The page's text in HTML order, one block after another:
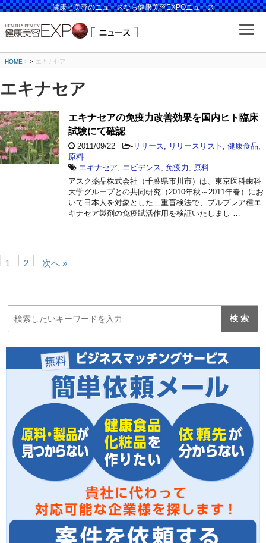
健康と美容のニュースなら健康美容EXPOニュース
HOME > エキナセア
エキナセア
エキナセアの免疫力改善効果を国内ヒト臨床
試験にて確認
2011/09/22 - リリース リリースリスト 健康食品
原料
エキナセア
エビデンス 免疫力
原料
アスク薬品株式会社（千葉県市川市）は、東京医科歯科
大学グループとの共同研究（2010年秋～2011年春）にお
いて日本人を対象とした二重盲検法で、プルプレア種エ
キナセア製剤の免疫賦活作用を検証いたしまし …
1 2 次へ »